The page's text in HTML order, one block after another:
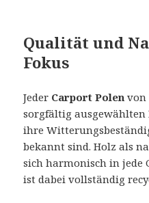
Qualität und
Fokus
Jeder Carport Polen von
sorgfältig
ihre
bekannt sind. Holz als
sich harmonisch in jede
ist dabei vollständig